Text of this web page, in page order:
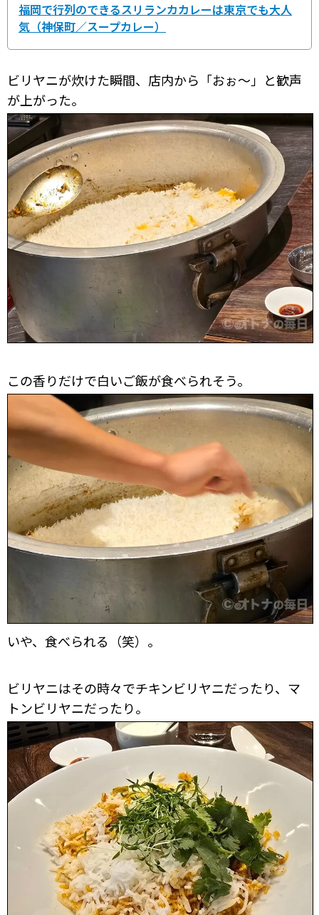
福岡で行列のできるスリランカカレーは東京でも大人
気（神保町／スープカレー）
ビリヤニが炊けた瞬間、店内から「おぉ～」と歓声
が上がった。
この香りだけで白いご飯が食べられそう。
いや、食べられる（笑）。
ビリヤニはその時々でチキンビリヤニだったり、マ
トンビリヤニだったり。